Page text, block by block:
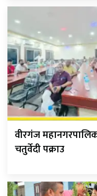
वीरगंज
चतुर्वेदी पक्राउ